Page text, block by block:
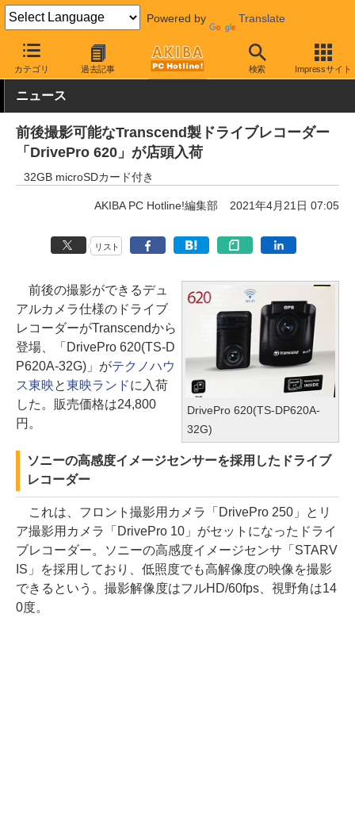
Powered by Translate
カテゴリ 過去記事 検索 Impressサイト
AKIBA PC Hotline! モバイル 小型カメラ・レコーダー ドライ
ニュース
前後撮影可能なTranscend製ドライブレコーダー
「DrivePro 620」が店頭入荷
32GB microSDカード付き
AKIBA PC Hotline!編集部 2021年4月21日 07:05
リスト
DrivePro 620(TS-DP620A-
32G)
前後の撮影ができるデュ
アルカメラ仕様のドライブ
レコーダーがTranscendから
登場、「DrivePro 620(TS-D
P620A-32G)」がテクノハウ
ス東映と東映ランドに入荷
した。販売価格は24,800
円。
ソニーの高感度イメージセンサーを採用したドライブ
レコーダー
これは、フロント撮影用カメラ「DrivePro 250」とリ
ア撮影用カメラ「DrivePro 10」がセットになったドライ
ブレコーダー。ソニーの高感度イメージセンサ「STARV
IS」を採用しており、低照度でも高解像度の映像を撮影
できるという。撮影解像度はフルHD/60fps、視野角は14
0度。